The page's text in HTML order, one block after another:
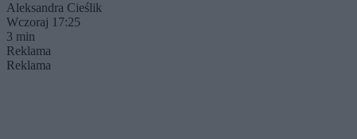
Aleksandra Cieślik
Wczoraj 17:25
3 min
Reklama
Reklama